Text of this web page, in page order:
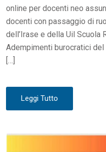
online per docenti neo
docenti con passaggio di
dell’Irase e della Uil Scuola
Adempimenti burocratici
[…]
Leggi Tutto